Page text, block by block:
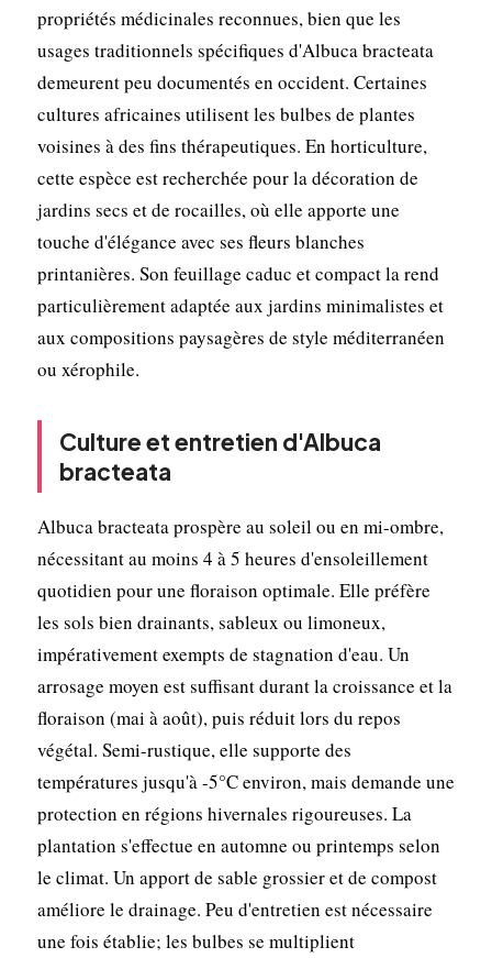
propriétés médicinales reconnues, bien que les
usages traditionnels spécifiques d'Albuca bracteata
demeurent peu documentés en occident. Certaines
cultures africaines utilisent les bulbes de plantes
voisines à des fins thérapeutiques. En horticulture,
cette espèce est recherchée pour la décoration de
jardins secs et de rocailles, où elle apporte une
touche d'élégance avec ses fleurs blanches
printanières. Son feuillage caduc et compact la rend
particulièrement adaptée aux jardins minimalistes et
aux compositions paysagères de style méditerranéen
ou xérophile.
Culture et entretien d'Albuca
bracteata
Albuca bracteata prospère au soleil ou en mi-ombre,
nécessitant au moins 4 à 5 heures d'ensoleillement
quotidien pour une floraison optimale. Elle préfère
les sols bien drainants, sableux ou limoneux,
impérativement exempts de stagnation d'eau. Un
arrosage moyen est suffisant durant la croissance et la
floraison (mai à août), puis réduit lors du repos
végétal. Semi-rustique, elle supporte des
températures jusqu'à -5°C environ, mais demande une
protection en régions hivernales rigoureuses. La
plantation s'effectue en automne ou printemps selon
le climat. Un apport de sable grossier et de compost
améliore le drainage. Peu d'entretien est nécessaire
une fois établie; les bulbes se multiplient